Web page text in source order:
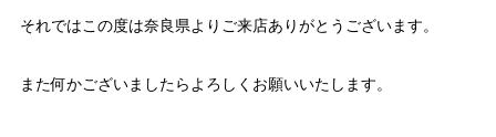
それではこの度は奈良県よりご来店ありがとうございます。
また何かございましたらよろしくお願いいたします。